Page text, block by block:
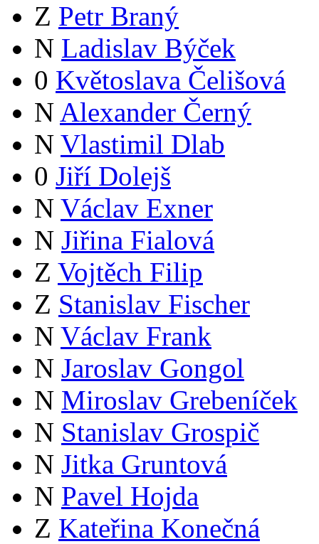
Z Petr Braný
N Ladislav Býček
0 Květoslava Čelišová
N Alexander Černý
N Vlastimil Dlab
0 Jiří Dolejš
N Václav Exner
N Jiřina Fialová
Z Vojtěch Filip
Z Stanislav Fischer
N Václav Frank
N Jaroslav Gongol
N Miroslav Grebeníček
N Stanislav Grospič
N Jitka Gruntová
N Pavel Hojda
Z Kateřina Konečná